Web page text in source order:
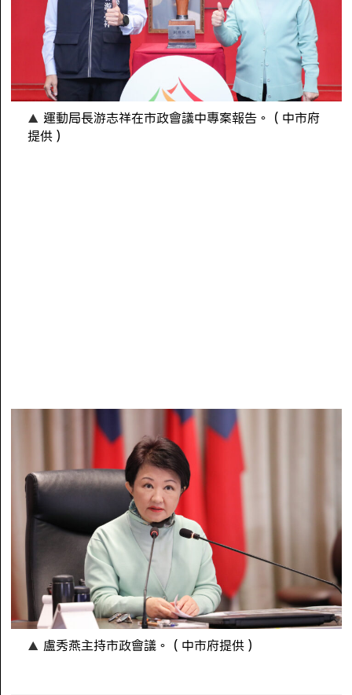
運動局長游志祥在市政會議中專案報告。（中市府
提供）
盧秀燕主持市政會議。（中市府提供）